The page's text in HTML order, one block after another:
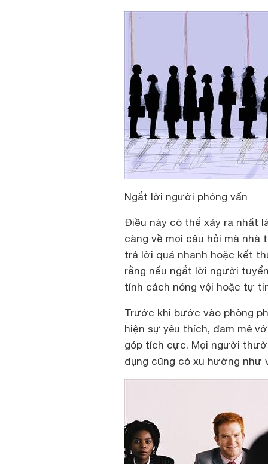
Ngắt lời người phỏng vấn
Điều này có thể xảy ra nhất
càng về mọi câu hỏi mà nhà
trả lời quá nhanh hoặc kết
rằng nếu ngắt lời người
tính cách nóng vội hoặc tự
Trước khi bước vào phòng
hiện sự yêu thích, đam mê
góp tích cực. Mọi người
dụng cũng có xu hướng như